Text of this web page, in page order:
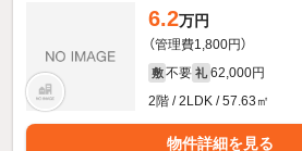
6.2万円
（管理費1,800円）
敷 不要 礼 62,000円
2階 / 2LDK / 57.63㎡
物件詳細を見る